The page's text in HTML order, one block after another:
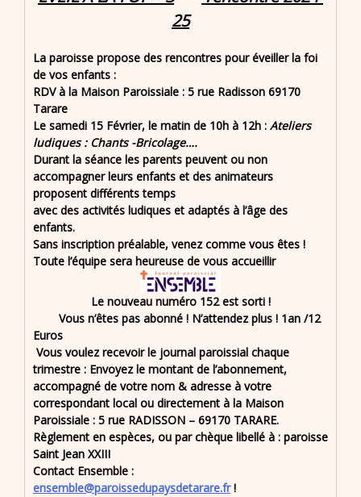
25
La paroisse propose des rencontres pour éveiller la foi
de vos enfants :
RDV à la Maison Paroissiale : 5 rue Radisson 69170
Tarare
Le samedi 15 Février, le matin de 10h à 12h : Ateliers
ludiques : Chants -Bricolage….
Durant la séance les parents peuvent ou non
accompagner leurs enfants et des animateurs
proposent différents temps
avec des activités ludiques et adaptés à l’âge des
enfants.
Sans inscription préalable, venez comme vous êtes !
Toute l’équipe sera heureuse de vous accueillir
Le nouveau numéro 152 est sorti !
Vous n’êtes pas abonné ! N’attendez plus ! 1an /12
Euros
Vous voulez recevoir le journal paroissial chaque
trimestre : Envoyez le montant de l’abonnement,
accompagné de votre nom & adresse à votre
correspondant local ou directement à la Maison
Paroissiale : 5 rue RADISSON – 69170 TARARE.
Règlement en espèces, ou par chèque libellé à : paroisse
Saint Jean XXIII
Contact Ensemble :
ensemble@paroissedupaysdetarare.fr!